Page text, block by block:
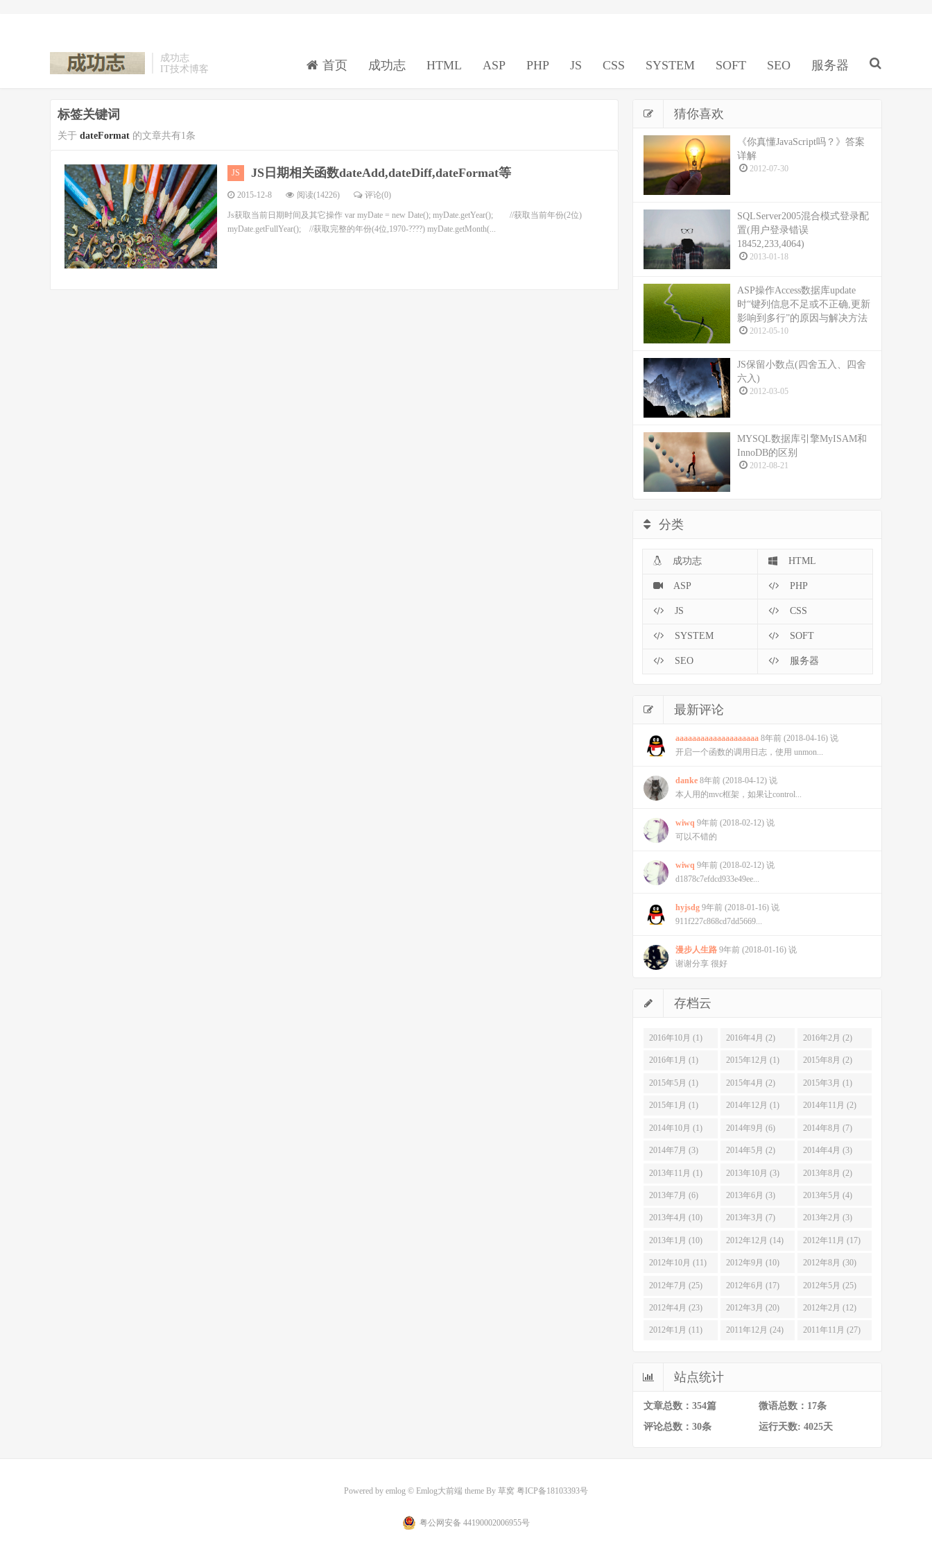
成功志
IT技术博客
首页 成功志 HTML ASP PHP JS CSS SYSTEM SOFT SEO 服务器
标签关键词
关于 dateFormat 的文章共有1条
JS JS日期相关函数dateAdd,dateDiff,dateFormat等
2015-12-8 阅读(14226) 评论(0)
Js获取当前日期时间及其它操作 var myDate = new Date(); myDate.getYear(); //获取当前年份(2位)
myDate.getFullYear(); //获取完整的年份(4位,1970-????) myDate.getMonth(...
猜你喜欢
《你真懂JavaScript吗？》答案
详解
2012-07-30
SQLServer2005混合模式登录配
置(用户登录错误
18452,233,4064)
2013-01-18
ASP操作Access数据库update
时“键列信息不足或不正确,更新
影响到多行”的原因与解决方法
2012-05-10
JS保留小数点(四舍五入、四舍
六入)
2012-03-05
MYSQL数据库引擎MyISAM和
InnoDB的区别
2012-08-21
分类
成功志 HTML
ASP PHP
JS CSS
SYSTEM SOFT
SEO 服务器
最新评论
aaaaaaaaaaaaaaaaaaaa 8年前 (2018-04-16) 说
开启一个函数的调用日志，使用 unmon...
danke 8年前 (2018-04-12) 说
本人用的mvc框架，如果让control...
wiwq 9年前 (2018-02-12) 说
可以不错的
wiwq 9年前 (2018-02-12) 说
d1878c7efdcd933e49ee...
hyjsdg 9年前 (2018-01-16) 说
911f227c868cd7dd5669...
漫步人生路 9年前 (2018-01-16) 说
谢谢分享 很好
存档云
2016年10月 (1) 2016年4月 (2) 2016年2月 (2)
2016年1月 (1) 2015年12月 (1) 2015年8月 (2)
2015年5月 (1) 2015年4月 (2) 2015年3月 (1)
2015年1月 (1) 2014年12月 (1) 2014年11月 (2)
2014年10月 (1) 2014年9月 (6) 2014年8月 (7)
2014年7月 (3) 2014年5月 (2) 2014年4月 (3)
2013年11月 (1) 2013年10月 (3) 2013年8月 (2)
2013年7月 (6) 2013年6月 (3) 2013年5月 (4)
2013年4月 (10) 2013年3月 (7) 2013年2月 (3)
2013年1月 (10) 2012年12月 (14) 2012年11月 (17)
2012年10月 (11) 2012年9月 (10) 2012年8月 (30)
2012年7月 (25) 2012年6月 (17) 2012年5月 (25)
2012年4月 (23) 2012年3月 (20) 2012年2月 (12)
2012年1月 (11) 2011年12月 (24) 2011年11月 (27)
站点统计
文章总数：354篇
微语总数：17条
评论总数：30条
运行天数: 4025天
Powered by emlog © Emlog大前端 theme By 草窝 粤ICP备18103393号
粤公网安备 44190002006955号